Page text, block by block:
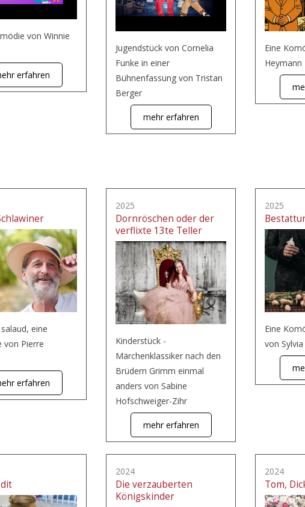
von Winnie
erfahren
Jugendstück von Cornelia
Funke in einer
Bühnenfassung von Tristan
Berger
mehr erfahren
Eine
Heymann
eine
von Pierre
erfahren
2025
Dornröschen oder der
verflixte 13te Teller
Kinderstück -
Märchenklassiker nach den
Brüdern Grimm einmal
anders von Sabine
Hofschweiger-Zihr
mehr erfahren
2025
Eine
von
2024
Die verzauberten
Königskinder
2024
Tom,